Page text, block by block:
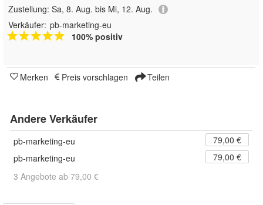
Zustellung: Sa, 8. Aug. bis Mi, 12. Aug.
Verkäufer: pb-marketing-eu
100% positiv
Merken Preis vorschlagen Teilen
Andere Verkäufer
pb-marketing-eu
79,00 €
pb-marketing-eu
79,00 €
3 Angebote ab 79,00 €